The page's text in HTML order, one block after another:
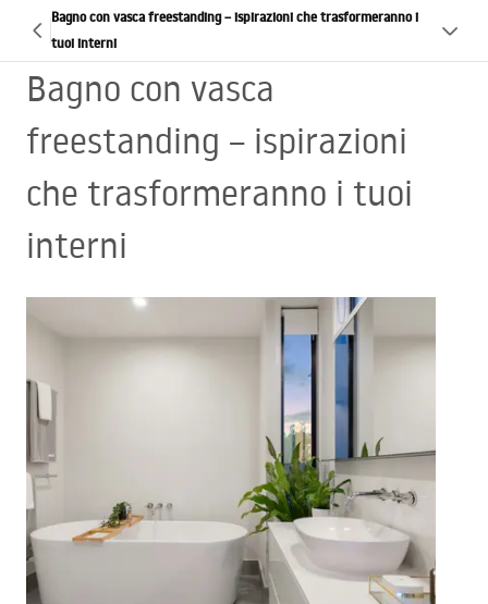
Bagno con vasca freestanding – ispirazioni che trasformeranno i
tuoi interni
Bagno con vasca
freestanding – ispirazioni
che trasformeranno i tuoi
interni